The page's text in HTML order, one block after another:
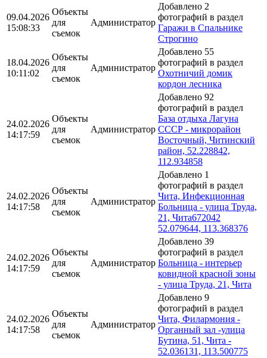
09.04.2026
15:08:33
Объекты
для
съемок
Администратор
Добавлено 2
фотографий в раздел
Гаражи в Спальнике
Строгино
18.04.2026
10:11:02
Объекты
для
съемок
Администратор
Добавлено 55
фотографий в раздел
Охотничий домик
кордон лесника
24.02.2026
14:17:59
Объекты
для
съемок
Администратор
Добавлено 92
фотографий в раздел
База отдыха Лагуна
СССР - микрорайон
Восточный, Читинский
район, 52.228842,
112.934858
24.02.2026
14:17:58
Объекты
для
съемок
Администратор
Добавлено 1
фотографий в раздел
Чита, Инфекционная
Больница - улица Труда,
21, Чита672042
52.079644, 113.368376
24.02.2026
14:17:59
Объекты
для
съемок
Администратор
Добавлено 39
фотографий в раздел
Больница - интерьер
ковидной красной зоны
- улица Труда, 21, Чита
24.02.2026
14:17:58
Объекты
для
съемок
Администратор
Добавлено 9
фотографий в раздел
Чита, Филармония -
Органный зал -улица
Бутина, 51, Чита -
52.036131, 113.500775